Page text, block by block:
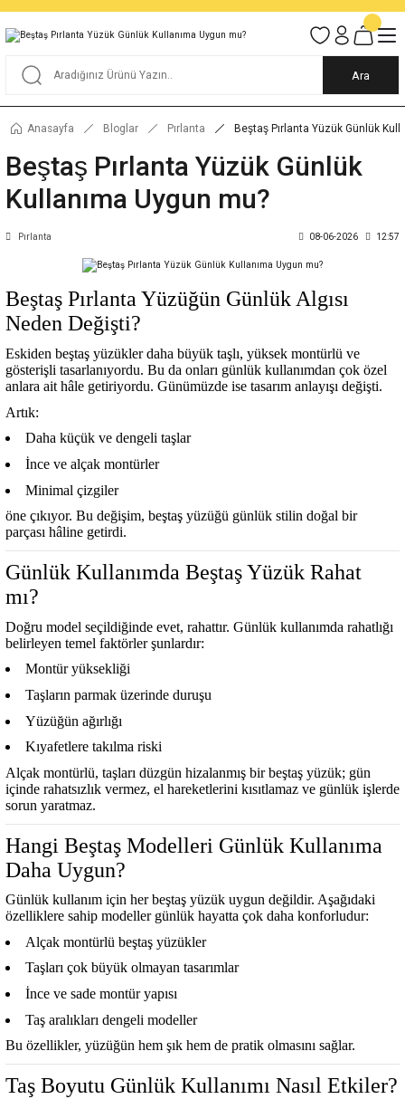
Tüm Alışverişlerde KARGO BEDAVA
Garantili Ve Sigortalı Kargo
Ankara İçi Elden Teslimat İmkanı
24/7 Müşteri Destek Hizmeti
Ara
Anasayfa Bloglar Pırlanta Beştaş Pırlanta Yüzük Günlük
Beştaş Pırlanta Yüzük Günlük
Kullanıma Uygun mu?
Pırlanta 08-06-2026 12:57
Beştaş Pırlanta Yüzüğün Günlük Algısı
Neden Değişti?
Eskiden beştaş yüzükler daha büyük taşlı, yüksek montürlü ve
gösterişli tasarlanıyordu. Bu da onları günlük kullanımdan çok özel
anlara ait hâle getiriyordu. Günümüzde ise tasarım anlayışı değişti.
Artık:
Daha küçük ve dengeli taşlar
İnce ve alçak montürler
Minimal çizgiler
öne çıkıyor. Bu değişim, beştaş yüzüğü günlük stilin doğal bir
parçası hâline getirdi.
Günlük Kullanımda Beştaş Yüzük Rahat
mı?
Doğru model seçildiğinde evet, rahattır. Günlük kullanımda rahatlığı
belirleyen temel faktörler şunlardır:
Montür yüksekliği
Taşların parmak üzerinde duruşu
Yüzüğün ağırlığı
Kıyafetlere takılma riski
Alçak montürlü, taşları düzgün hizalanmış bir beştaş yüzük; gün
içinde rahatsızlık vermez, el hareketlerini kısıtlamaz ve günlük işlerde
sorun yaratmaz.
Hangi Beştaş Modelleri Günlük Kullanıma
Daha Uygun?
Günlük kullanım için her beştaş yüzük uygun değildir. Aşağıdaki
özelliklere sahip modeller günlük hayatta çok daha konforludur:
Alçak montürlü beştaş yüzükler
Taşları çok büyük olmayan tasarımlar
İnce ve sade montür yapısı
Taş aralıkları dengeli modeller
Bu özellikler, yüzüğün hem şık hem de pratik olmasını sağlar.
Taş Boyutu Günlük Kullanımı Nasıl Etkiler?